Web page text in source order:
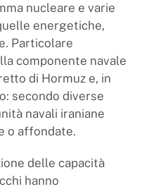
nucleare e varie
energetiche,
Particolare
componente navale
di Hormuz e, in
secondo diverse
navali iraniane
o affondate.
delle capacità
hanno